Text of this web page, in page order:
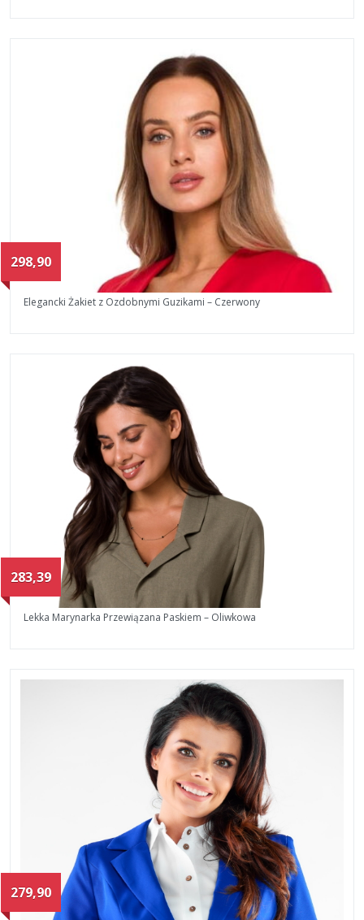
298,90
Elegancki Żakiet z Ozdobnymi Guzikami – Czerwony
283,39
Lekka Marynarka Przewiązana Paskiem – Oliwkowa
279,90